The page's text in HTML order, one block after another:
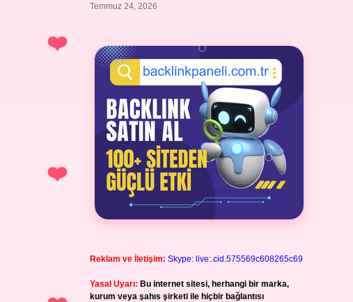
Temmuz 24, 2026
Reklam ve İletişim: Skype: live:.cid.575569c608265c69
Yasal Uyarı: Bu internet sitesi, herhangi bir marka,
kurum veya şahıs şirketi ile hiçbir bağlantısı